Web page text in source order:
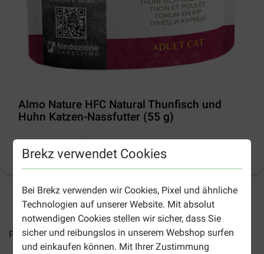
Brekz verwendet Cookies
Bei Brekz verwenden wir Cookies, Pixel und ähnliche
Technologien auf unserer Website. Mit absolut
notwendigen Cookies stellen wir sicher, dass Sie
sicher und reibungslos in unserem Webshop surfen
und einkaufen können. Mit Ihrer Zustimmung
Almo Nature HFC Natural Thunfisch und
Huhn Katzen-Nassfutter (55 g)
Produktinformation
2-4 Arbeitstage, sofern nicht anders angegeben
Preise inkl. MwSt zzgl.Versandkosten